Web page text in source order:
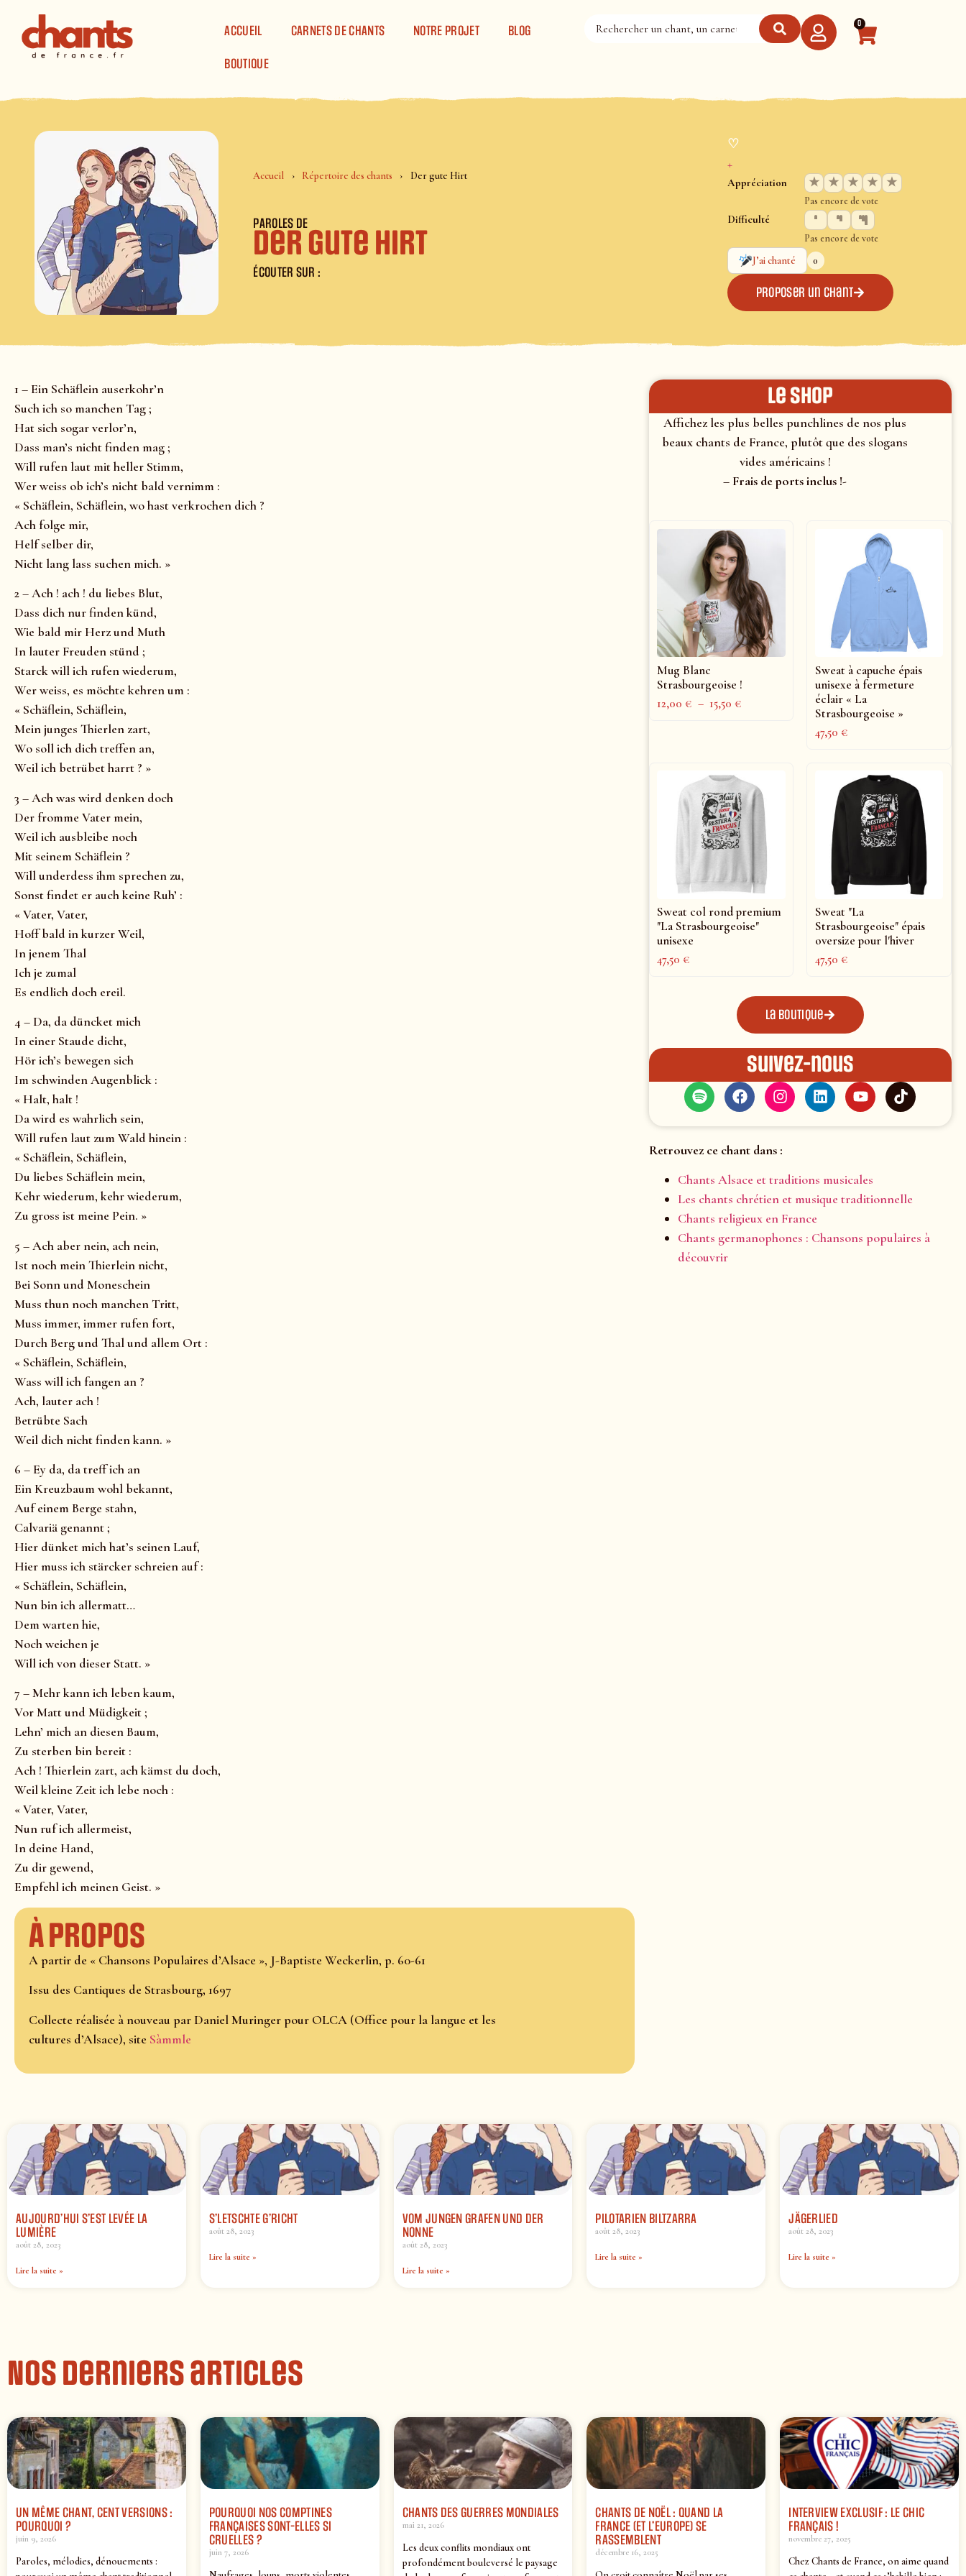
ACCUEIL
CARNETS DE CHANTS NOTRE PROJET BLOG
BOUTIQUE
0
Accueil Répertoire des chants Der gute Hirt
PAROLES DE
Der gute Hirt
ÉCOUTER SUR :
♡
+
Appréciation ★ ★ ★ ★ ★
Pas encore de vote
Difficulté
Pas encore de vote
J’ai chanté
0
Proposer un chant
1 – Ein Schäflein auserkohr’n
Such ich so manchen Tag ;
Hat sich sogar verlor’n,
Dass man’s nicht finden mag ;
Will rufen laut mit heller Stimm,
Wer weiss ob ich’s nicht bald vernimm :
« Schäflein, Schäflein, wo hast verkrochen dich ?
Ach folge mir,
Helf selber dir,
Nicht lang lass suchen mich. »
2 – Ach ! ach ! du liebes Blut,
Dass dich nur finden künd,
Wie bald mir Herz und Muth
In lauter Freuden stünd ;
Starck will ich rufen wiederum,
Wer weiss, es möchte kehren um :
« Schäflein, Schäflein,
Mein junges Thierlen zart,
Wo soll ich dich treffen an,
Weil ich betrübet harrt ? »
3 – Ach was wird denken doch
Der fromme Vater mein,
Weil ich ausbleibe noch
Mit seinem Schäflein ?
Will underdess ihm sprechen zu,
Sonst findet er auch keine Ruh’ :
« Vater, Vater,
Hoff bald in kurzer Weil,
In jenem Thal
Ich je zumal
Es endlich doch ereil.
4 – Da, da düncket mich
In einer Staude dicht,
Hör ich’s bewegen sich
Im schwinden Augenblick :
« Halt, halt !
Da wird es wahrlich sein,
Will rufen laut zum Wald hinein :
« Schäflein, Schäflein,
Du liebes Schäflein mein,
Kehr wiederum, kehr wiederum,
Zu gross ist meine Pein. »
5 – Ach aber nein, ach nein,
Ist noch mein Thierlein nicht,
Bei Sonn und Moneschein
Muss thun noch manchen Tritt,
Muss immer, immer rufen fort,
Durch Berg und Thal und allem Ort :
« Schäflein, Schäflein,
Wass will ich fangen an ?
Ach, lauter ach !
Betrübte Sach
Weil dich nicht finden kann. »
6 – Ey da, da treff ich an
Ein Kreuzbaum wohl bekannt,
Auf einem Berge stahn,
Calvariä genannt ;
Hier dünket mich hat’s seinen Lauf,
Hier muss ich stärcker schreien auf :
« Schäflein, Schäflein,
Nun bin ich allermatt…
Dem warten hie,
Noch weichen je
Will ich von dieser Statt. »
7 – Mehr kann ich leben kaum,
Vor Matt und Müdigkeit ;
Lehn’ mich an diesen Baum,
Zu sterben bin bereit :
Ach ! Thierlein zart, ach kämst du doch,
Weil kleine Zeit ich lebe noch :
« Vater, Vater,
Nun ruf ich allermeist,
In deine Hand,
Zu dir gewend,
Empfehl ich meinen Geist. »
À propos
A partir de « Chansons Populaires d’Alsace », J-Baptiste Weckerlin, p. 60-61
Issu des Cantiques de Strasbourg, 1697
Collecte réalisée à nouveau par Daniel Muringer pour OLCA (Office pour la langue et les
cultures d’Alsace), site Sàmmle
le shop
Affichez les plus belles punchlines de nos plus
beaux chants de France, plutôt que des slogans
vides américains !
– Frais de ports inclus !-
Mug Blanc
Strasbourgeoise !
12,00€ – 15,50€
Sweat à capuche épais
unisexe à fermeture
éclair « La
Strasbourgeoise »
47,50€
Sweat col rond premium
"La Strasbourgeoise"
unisexe
47,50€
Sweat "La
Strasbourgeoise" épais
oversize pour l'hiver
47,50€
La boutique
Suivez-nous
Retrouvez ce chant dans :
Chants Alsace et traditions musicales
Les chants chrétien et musique traditionnelle
Chants religieux en France
Chants germanophones : Chansons populaires à
découvrir
AUJOURD’HUI S’EST LEVÉE LA
LUMIÈRE
août 28, 2023
Lire la suite »
S’LETSCHTE G’RICHT
août 28, 2023
Lire la suite »
VOM JUNGEN GRAFEN UND DER
NONNE
août 28, 2023
Lire la suite »
PILOTARIEN BILTZARRA
août 28, 2023
Lire la suite »
JÄGERLIED
août 28, 2023
Lire la suite »
Nos derniers articles
UN MÊME CHANT, CENT VERSIONS :
POURQUOI ?
juin 9, 2026
Paroles, mélodies, dénouements :
POURQUOI NOS COMPTINES
FRANÇAISES SONT-ELLES SI
CRUELLES ?
juin 7, 2026
CHANTS DES GUERRES MONDIALES
mai 21, 2026
Les deux conflits mondiaux ont
profondément bouleversé le paysage
CHANTS DE NOËL : QUAND LA
FRANCE (ET L’EUROPE) SE
RASSEMBLENT
décembre 16, 2025
INTERVIEW EXCLUSIF : LE CHIC
FRANÇAIS !
novembre 27, 2025
Chez Chants de France, on aime quand